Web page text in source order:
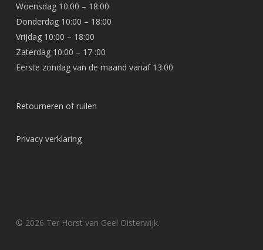
Woensdag 10:00 – 18:00
Donderdag 10:00 – 18:00
Vrijdag 10:00 – 18:00
Zaterdag 10:00 – 17 :00
Eerste zondag van de maand vanaf 13:00
Retourneren of ruilen
Privacy verklaring
© 2026 Ter Horst van Geel Oisterwijk.